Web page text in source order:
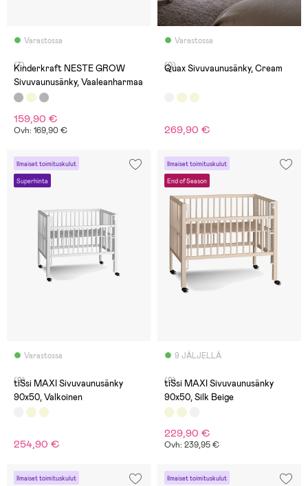
Varastossa
(7)
Kinderkraft NESTE GROW
Sivuvaunusänky, Vaaleanharmaa
159,90 €
Ovh: 169,90 €
Varastossa
(0)
Quax Sivuvaunusänky, Cream
269,90 €
Ilmaiset toimituskulut
Superhinta
Varastossa
(9)
tiSsi MAXI Sivuvaunusänky
90x50, Valkoinen
254,90 €
Ilmaiset toimituskulut
End of Season
9 JÄLJELLÄ
(9)
tiSsi MAXI Sivuvaunusänky
90x50, Silk Beige
229,90 €
Ovh: 239,95 €
Ilmaiset toimituskulut Ilmaiset toimituskulut